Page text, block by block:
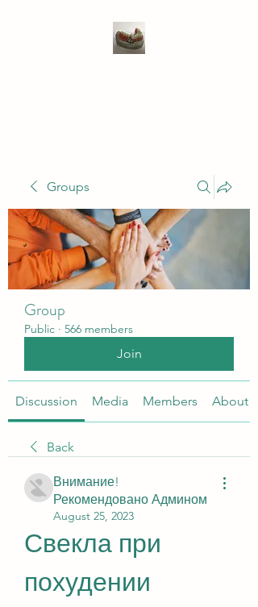
Groups
Group
Public · 566 members
Join
Discussion Media Members About
Back
Внимание!
Рекомендовано Админом
August 25, 2023
Свекла при
похудении